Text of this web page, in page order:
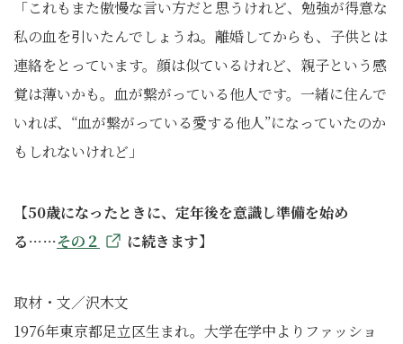
「これもまた傲慢な言い方だと思うけれど、勉強が得意な
私の血を引いたんでしょうね。離婚してからも、子供とは
連絡をとっています。顔は似ているけれど、親子という感
覚は薄いかも。血が繋がっている他人です。一緒に住んで
いれば、“血が繋がっている愛する他人”になっていたのか
もしれないけれど」
【50歳になったときに、定年後を意識し準備を始め
る……その２ に続きます】
取材・文／沢木文
1976年東京都足立区生まれ。大学在学中よりファッショ